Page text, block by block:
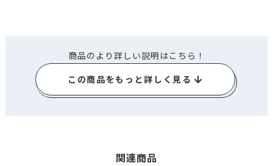
商品のより詳しい説明はこちら！
この商品をもっと詳しく見る
関連商品